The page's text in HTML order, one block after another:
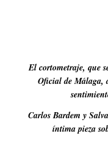
El cortometraje, que
Oficial de Málaga,
Carlos Bardem y
íntima pieza